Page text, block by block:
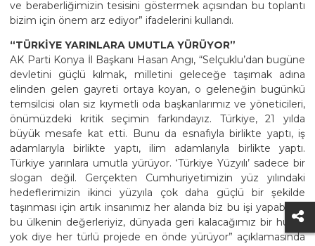
ve beraberliğimizin tesisini göstermek açısından bu toplantı
bizim için önem arz ediyor” ifadelerini kullandı.
“TÜRKİYE YARINLARA UMUTLA YÜRÜYOR”
AK Parti Konya İl Başkanı Hasan Angı, “Selçuklu’dan bugüne
devletini güçlü kılmak, milletini geleceğe taşımak adına
elinden gelen gayreti ortaya koyan, o geleneğin bugünkü
temsilcisi olan siz kıymetli oda başkanlarımız ve yöneticileri,
önümüzdeki kritik seçimin farkındayız. Türkiye, 21 yılda
büyük mesafe kat etti. Bunu da esnafıyla birlikte yaptı, iş
adamlarıyla birlikte yaptı, ilim adamlarıyla birlikte yaptı.
Türkiye yarınlara umutla yürüyor. ‘Türkiye Yüzyılı’ sadece bir
slogan değil. Gerçekten Cumhuriyetimizin yüz yılındaki
hedeflerimizin ikinci yüzyıla çok daha güçlü bir şekilde
taşınması için artık insanımız her alanda biz bu işi yapabiliriz,
bu ülkenin değerleriyiz, dünyada geri kalacağımız bir husus
yok diye her türlü projede en önde yürüyor” açıklamasında